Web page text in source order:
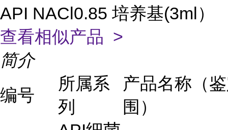
API NACl0.85 培养基(3ml）
查看相似产品 >
简介
编号
所属系
列
产品名称（
围）